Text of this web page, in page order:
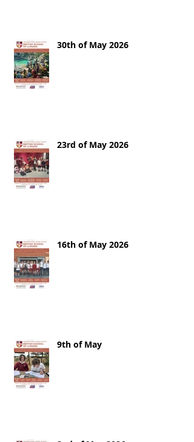
30th of May 2026
23rd of May 2026
16th of May 2026
9th of May